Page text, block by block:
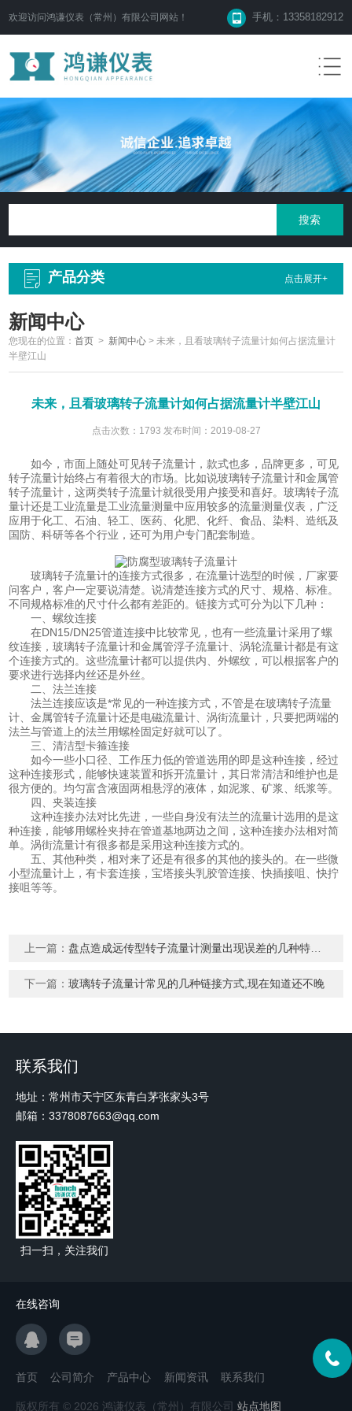
欢迎访问鸿谦仪表（常州）有限公司网站！ 手机：13358182912
产品分类 点击展开+
新闻中心
您现在的位置：首页 > 新闻中心 >未来，且看玻璃转子流量计如何占据流量计
半壁江山
未来，且看玻璃转子流量计如何占据流量计半壁江山
点击次数：1793 发布时间：2019-08-27
如今，市面上随处可见转子流量计，款式也多，品牌更多，可见
转子流量计始终占有着很大的市场。比如说玻璃转子流量计和金属管
转子流量计，这两类转子流量计就很受用户接受和喜好。玻璃转子流
量计还是工业流量是工业流量测量中应用较多的流量测量仪表，广泛
应用于化工、石油、轻工、医药、化肥、化纤、食品、染料、造纸及
国防、科研等各个行业，还可为用户专门配套制造。
玻璃转子流量计的连接方式很多，在流量计选型的时候，厂家要
问客户，客户一定要说清楚。说清楚连接方式的尺寸、规格、标准。
不同规格标准的尺寸什么都有差距的。链接方式可分为以下几种：
一、螺纹连接
在DN15/DN25管道连接中比较常见，也有一些流量计采用了螺
纹连接，玻璃转子流量计和金属管浮子流量计、涡轮流量计都是有这
个连接方式的。这些流量计都可以提供内、外螺纹，可以根据客户的
要求进行选择内丝还是外丝。
二、法兰连接
法兰连接应该是*常见的一种连接方式，不管是在玻璃转子流量
计、金属管转子流量计还是电磁流量计、涡街流量计，只要把两端的
法兰与管道上的法兰用螺栓固定好就可以了。
三、清洁型卡箍连接
如今一些小口径、工作压力低的管道选用的即是这种连接，经过
这种连接形式，能够快速装置和拆开流量计，其日常清洁和维护也是
很方便的。均匀富含液固两相悬浮的液体，如泥浆、矿浆、纸浆等。
四、夹装连接
这种连接办法对比先进，一些自身没有法兰的流量计选用的是这
种连接，能够用螺栓夹持在管道基地两边之间，这种连接办法相对简
单。涡街流量计有很多都是采用这种连接方式的。
五、其他种类，相对来了还是有很多的其他的接头的。在一些微
小型流量计上，有卡套连接，宝塔接头乳胶管连接、快插接咀、快拧
接咀等等。
上一篇：盘点造成远传型转子流量计测量出现误差的几种特殊因素
下一篇：玻璃转子流量计常见的几种链接方式,现在知道还不晚
联系我们
地址：常州市天宁区东青白茅张家头3号
邮箱：3378087663@qq.com
扫一扫，关注我们
在线咨询
首页 公司简介 产品中心 新闻资讯 联系我们
版权所有 © 2026 鸿谦仪表（常州）有限公司 站点地图